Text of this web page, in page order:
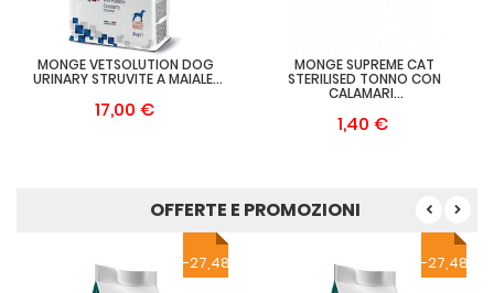
MONGE VETSOLUTION DOG
URINARY STRUVITE A MAIALE...
17,00 €
MONGE SUPREME CAT
STERILISED TONNO CON
CALAMARI...
1,40 €
OFFERTE E PROMOZIONI
-27,48 € -27,48 €